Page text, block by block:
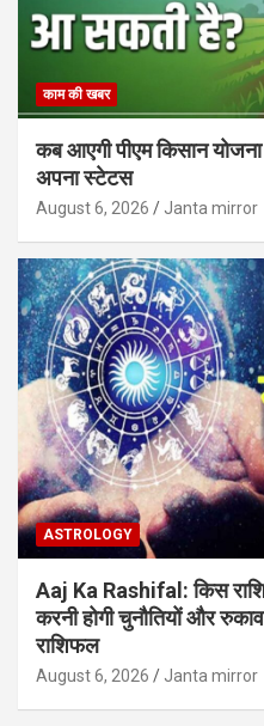
काम की खबर
कब आएगी पीएम किसान
अपना स्टेटस
August 6, 2026 Janta mirror
ASTROLOGY
Aaj Ka Rashifal: किस
करनी होगी चुनौतियों और
राशिफल
August 6, 2026 Janta mirror